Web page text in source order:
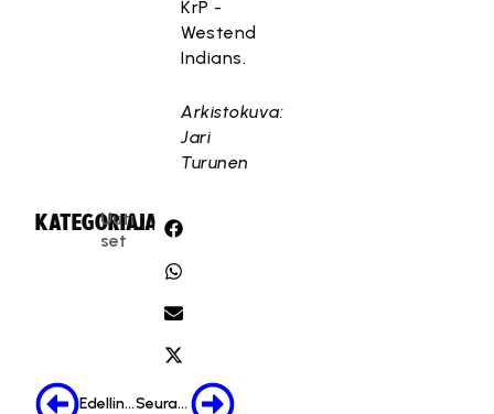
KrP -
Westend
Indians.
Arkistokuva:
Jari
Turunen
KATEGORIA:
Uuti
set
JAA:
Edellinen Seuraava